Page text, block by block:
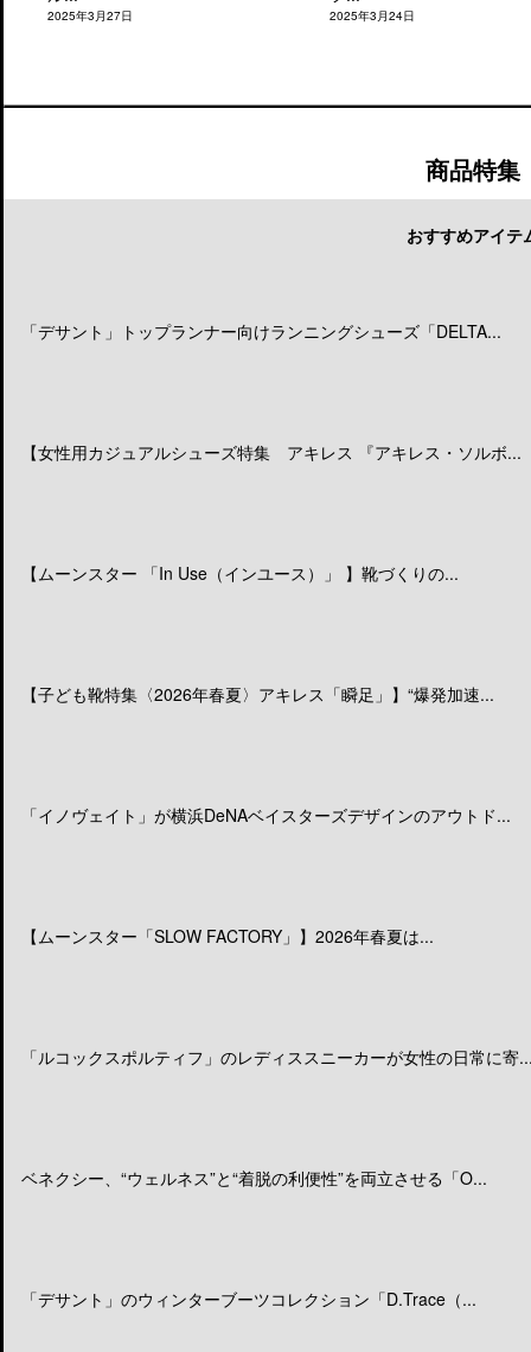
2025年3月27日 2025年3月24日
商品特集
おすすめアイテ
「デサント」トップランナー向けランニングシューズ「DELTA...
【女性用カジュアルシューズ特集 アキレス 『アキレス・ソルボ...
【ムーンスター 「In Use（インユース）」 】靴づくりの...
【子ども靴特集〈2026年春夏〉アキレス「瞬足」】“爆発加速...
「イノヴェイト」が横浜DeNAベイスターズデザインのアウトド...
【ムーンスター「SLOW FACTORY」】2026年春夏は...
「ルコックスポルティフ」のレディススニーカーが女性の日常に寄
ベネクシー、“ウェルネス”と“着脱の利便性”を両立させる「O...
「デサント」のウィンターブーツコレクション「D.Trace（...